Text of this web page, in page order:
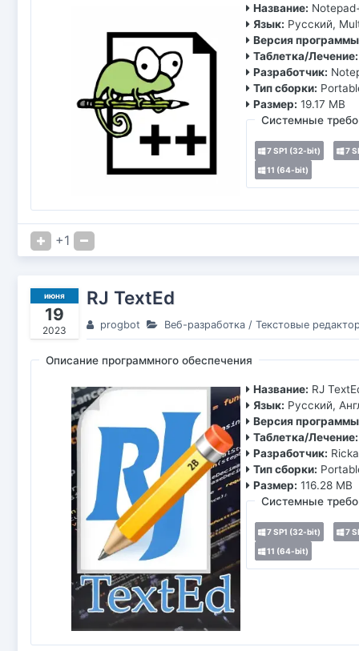
Название:
Язык: Русский,
Версия
Таблетка/Лечение:
Разработчик:
Тип сборки:
Размер: 19.17 MB
Системные
7 SP1 (32-bit)
7
11 (64-bit)
+1
июня
19
2023
RJ TextEd
progbot Веб-разработка/ Текстовые
Описание программного обеспечения
Название: RJ
Язык: Русский,
Версия
Таблетка/Лечение:
Разработчик:
Тип сборки:
Размер: 116.28 MB
Системные
7 SP1 (32-bit)
7
11 (64-bit)